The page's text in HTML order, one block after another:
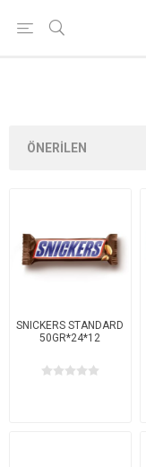
SNICKERS STANDARD
50GR*24*12